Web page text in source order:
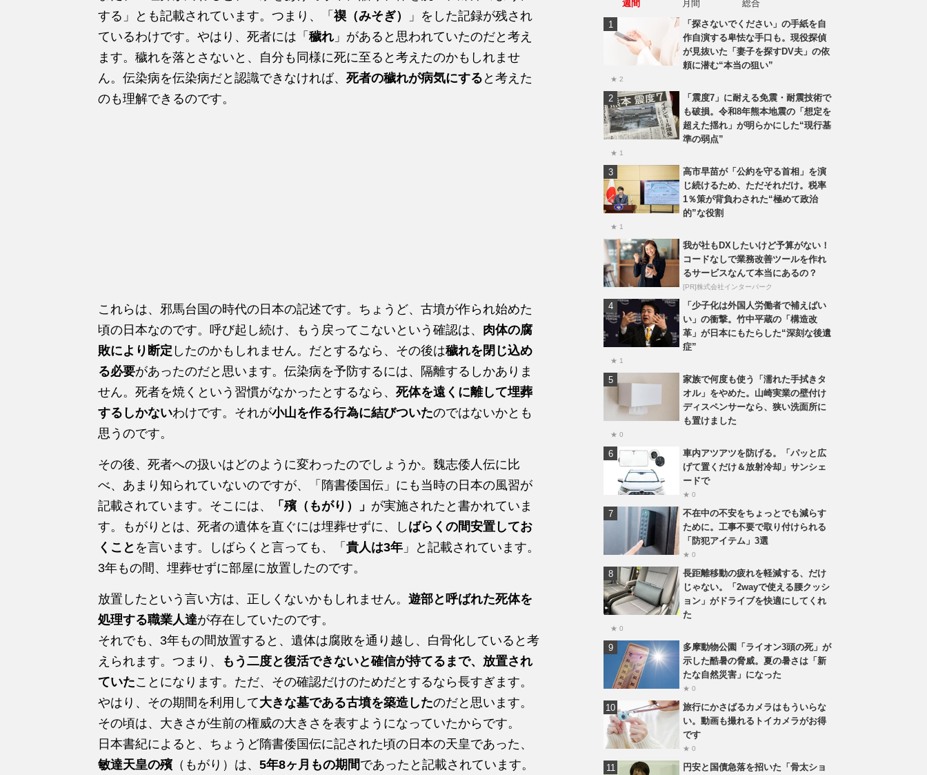
する」とも記載されています。つまり、「 禊（みそぎ）
」をした記録が残され
ているわけです。やはり、死者には「 穢れ 」があると思われていたのだと考え
ます。穢れを落とさないと、自分も同様に死に至ると考えたのかもしれませ
ん。伝染病を伝染病だと認識できなければ、 死者の穢れが病気にする と考えた
のも理解できるのです。
これらは、邪馬台国の時代の日本の記述です。ちょうど、古墳が作られ始めた
頃の日本なのです。呼び起し続け、もう戻ってこないという確認は、 肉体の腐
敗により断定 したのかもしれません。だとするなら、その後は穢れを閉じ込め
る必要があったのだと思います。伝染病を予防するには、隔離するしかありま
せん。死者を焼くという習慣がなかったとするなら、 死体を遠くに離して埋葬
するしかないわけです。それが小山を作る行為に結びついたのではないかとも
思うのです。
その後、死者への扱いはどのように変わったのでしょうか。魏志倭人伝に比
べ、あまり知られていないのですが、「隋書倭国伝」にも当時の日本の風習が
記載されています。そこには、
「殯（もがり）」 が実施されたと書かれていま
す。もがりとは、死者の遺体を直ぐには埋葬せずに、し ばらくの間安置してお
くこと を言います。しばらくと言っても、「 貴人は3年 」と記載されています。
3年もの間、埋葬せずに部屋に放置したのです。
放置したという言い方は、正しくないかもしれません。 遊部と呼ばれた死体を
処理する職業人達が存在していたのです。
それでも、3年もの間放置すると、遺体は腐敗を通り越し、白骨化していると考
えられます。つまり、
もう二度と復活できないと確信が持てるまで、放置され
ていたことになります。ただ、その確認だけのためだとするなら長すぎます。
やはり、その期間を利用して大きな墓である古墳を築造したのだと思います。
その頃は、大きさが生前の権威の大きさを表すようになっていたからです。
日本書紀によると、ちょうど隋書倭国伝に記された頃の日本の天皇であった、
敏達天皇の殯 （もがり）は、 5年8ヶ月もの期間であったと記載されています。
週間 月間
総合
「探さないでください」の手紙を自
作自演する卑怯な手口も。現役探偵
が見抜いた「妻子を探すDV夫」の依
頼に潜む“本当の狙い”
★ 2
「震度7」に耐える免震・耐震技術で
も破損。令和8年熊本地震の「想定を
超えた揺れ」が明らかにした“現行基
準の弱点”
★ 1
高市早苗が「公約を守る首相」を演
じ続けるため、ただそれだけ。税率
1％策が背負わされた“極めて政治
的”な役割
★ 1
我が社もDXしたいけど予算がない！
コードなしで業務改善ツールを作れ
るサービスなんて本当にあるの？
[PR]株式会社インターパーク
「少子化は外国人労働者で補えばい
い」の衝撃。竹中平蔵の「構造改
革」が日本にもたらした“深刻な後遺
症”
★ 1
家族で何度も使う「濡れた手拭きタ
オル」をやめた。山崎実業の壁付け
ディスペンサーなら、狭い洗面所に
も置けました
★ 0
車内アツアツを防げる。「パッと広
げて置くだけ＆放射冷却」サンシェ
ードで
★ 0
不在中の不安をちょっとでも減らす
ために。工事不要で取り付けられる
「防犯アイテム」3選
★ 0
長距離移動の疲れを軽減する、だけ
じゃない。「2wayで使える腰クッシ
ョン」がドライブを快適にしてくれ
た
★ 0
多摩動物公園「ライオン3頭の死」が
示した酷暑の脅威。夏の暑さは「新
たな自然災害」になった
★ 0
旅行にかさばるカメラはもういらな
い。動画も撮れるトイカメラがお得
です
★ 0
円安と国債急落を招いた「骨太ショ